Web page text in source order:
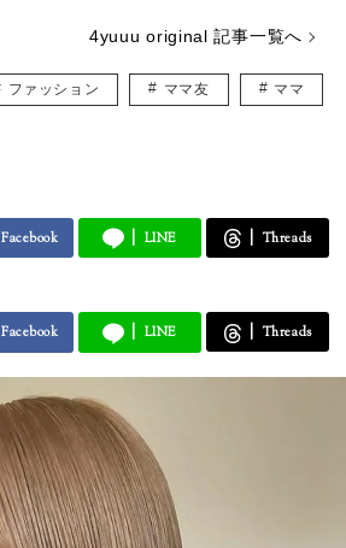
4yuuu original 記事一覧へ
ファッション ママ友 ママ
Facebook LINE Threads
Facebook LINE Threads